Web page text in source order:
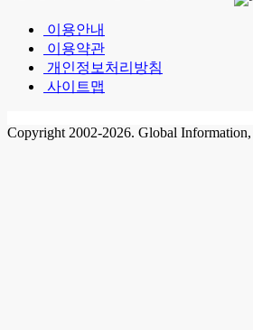
이용안내
이용약관
개인정보처리방침
사이트맵
Copyright 2002-2026. Global